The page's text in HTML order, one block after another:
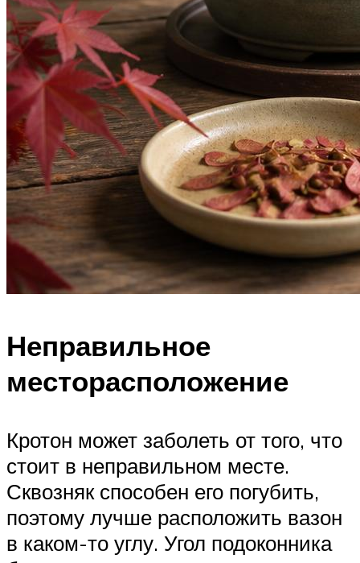
Неправильное
месторасположение
Кротон может заболеть от того, что
стоит в неправильном месте.
Сквозняк способен его погубить,
поэтому лучше расположить вазон
в каком-то углу. Угол подоконника